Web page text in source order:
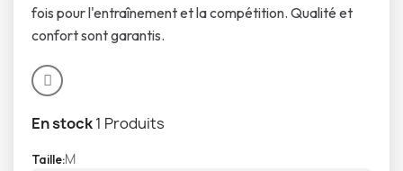
fois pour l'entraînement et la compétition. Qualité et
confort sont garantis.
En stock1 Produits
Taille M